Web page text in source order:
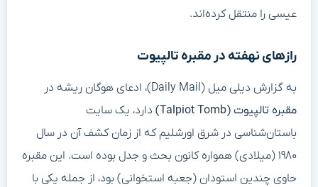
عیسی را منتقل کرده‌اند.
رازهای نهفته در مقبره تالپیوت
به گزارش دیلی میل (Daily Mail)، ادعای هوگان ریشه در
مقبره تالپیوت (Talpiot Tomb)
دارد، یک سایت
باستان‌شناسی در شرق اورشلیم که از زمان کشف آن در سال
۱۹۸۰ (میلادی) همواره کانون بحث و جدل بوده است. این مقبره
حاوی چندین استودان (جعبه استخوانی) بود، از جمله یکی با